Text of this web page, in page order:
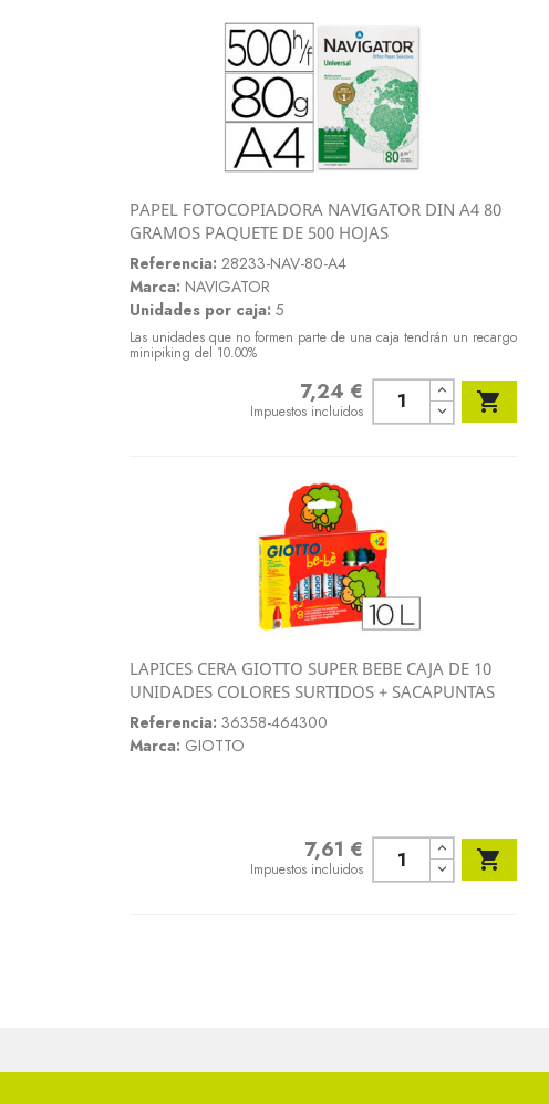
Vista rápida
PAPEL FOTOCOPIADORA NAVIGATOR DIN A4 80
GRAMOS PAQUETE DE 500 HOJAS
Referencia: 28233-NAV-80-A4
Marca: NAVIGATOR
Unidades por caja: 5
Las unidades que no formen parte de una caja tendrán un recargo
minipiking del 10.00%
7,24 €
Impuestos incluidos 
 Vista rápida
LAPICES CERA GIOTTO SUPER BEBE CAJA DE 10
UNIDADES COLORES SURTIDOS + SACAPUNTAS
Referencia: 36358-464300
Marca: GIOTTO
7,61 €
Impuestos incluidos 